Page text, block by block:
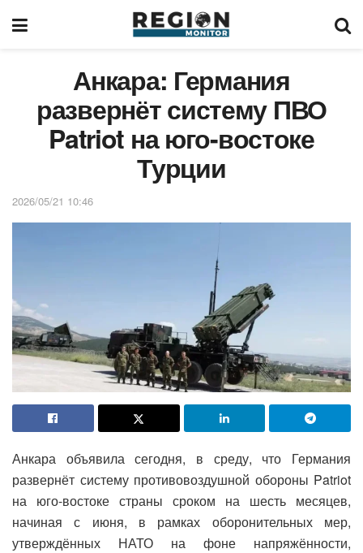
Анкара: Германия
развернёт систему ПВО
Patriot на юго-востоке
Турции
2026/05/21 10:46
Анкара объявила сегодня, в среду, что Германия
развернёт систему противовоздушной обороны Patriot
на юго-востоке страны сроком на шесть месяцев,
начиная с июня, в рамках оборонительных мер,
утверждённых НАТО на фоне напряжённости,